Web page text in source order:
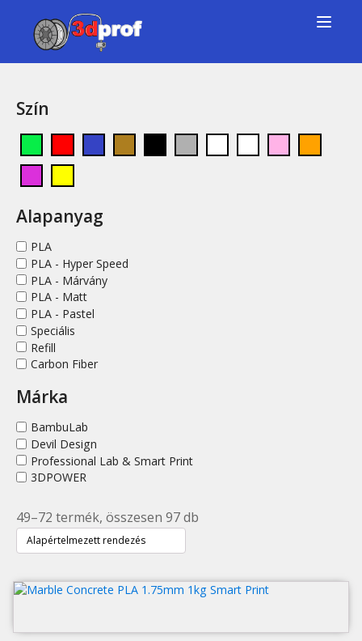
Szín
Alapanyag
PLA
PLA - Hyper Speed
PLA - Márvány
PLA - Matt
PLA - Pastel
Speciális
Refill
Carbon Fiber
Márka
BambuLab
Devil Design
Professional Lab & Smart Print
3DPOWER
49–72 termék, összesen 97 db